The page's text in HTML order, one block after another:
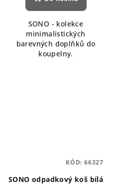
SONO - kolekce
minimalistických
barevných doplňků do
koupelny.
SONO odpadkový koš bílá
KÓD: 66327